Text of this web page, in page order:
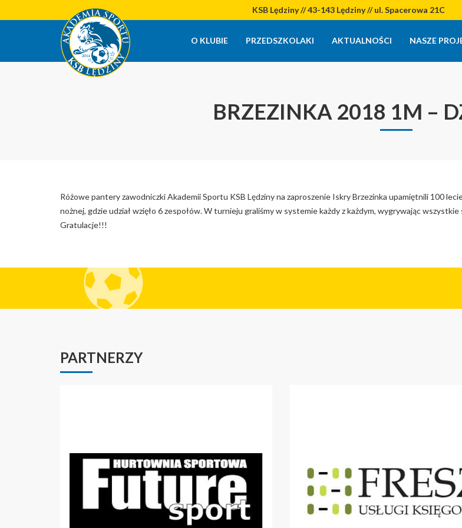
KSB Lędziny // 43-143 Lędziny // ul. Spacerowa 21C
O KLUBIE PRZEDSZKOLAKI AKTUALNOŚCI NASZE
BRZEZINKA 2018 1M –
Różowe pantery zawodniczki Akademii Sportu KSB Lędziny na zaproszenie Iskry Brzezinka upamiętnili 100
nożnej, gdzie udział wzięło 6 zespołów. W turnieju graliśmy w systemie każdy z każdym, wygrywając
Gratulacje!!!
PARTNERZY